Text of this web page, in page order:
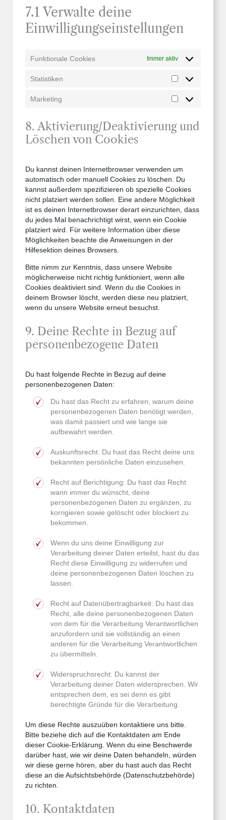
7.1 Verwalte deine
Einwilligungseinstellungen
Funktionale Cookies Immer aktiv
Statistiken
Statistiken
Marketing
Marketing
8. Aktivierung/Deaktivierung und
Löschen von Cookies
Du kannst deinen Internetbrowser verwenden um
automatisch oder manuell Cookies zu löschen. Du
kannst außerdem spezifizieren ob spezielle Cookies
nicht platziert werden sollen. Eine andere Möglichkeit
ist es deinen Internetbrowser derart einzurichten, dass
du jedes Mal benachrichtigt wirst, wenn ein Cookie
platziert wird. Für weitere Information über diese
Möglichkeiten beachte die Anweisungen in der
Hilfesektion deines Browsers.
Bitte nimm zur Kenntnis, dass unsere Website
möglicherweise nicht richtig funktioniert, wenn alle
Cookies deaktiviert sind. Wenn du die Cookies in
deinem Browser löscht, werden diese neu platziert,
wenn du unsere Website erneut besuchst.
9. Deine Rechte in Bezug auf
personenbezogene Daten
Du hast folgende Rechte in Bezug auf deine
personenbezogenen Daten:
Du hast das Recht zu erfahren, warum deine
personenbezogenen Daten benötigt werden,
was damit passiert und wie lange sie
aufbewahrt werden.
Auskunftsrecht: Du hast das Recht deine uns
bekannten persönliche Daten einzusehen.
Recht auf Berichtigung: Du hast das Recht
wann immer du wünscht, deine
personenbezogenen Daten zu ergänzen, zu
korrigieren sowie gelöscht oder blockiert zu
bekommen.
Wenn du uns deine Einwilligung zur
Verarbeitung deiner Daten erteilst, hast du das
Recht diese Einwilligung zu widerrufen und
deine personenbezogenen Daten löschen zu
lassen.
Recht auf Datenübertragbarkeit: Du hast das
Recht, alle deine personenbezogenen Daten
von dem für die Verarbeitung Verantwortlichen
anzufordern und sie vollständig an einen
anderen für die Verarbeitung Verantwortlichen
zu übermitteln.
Widerspruchsrecht: Du kannst der
Verarbeitung deiner Daten widersprechen. Wir
entsprechen dem, es sei denn es gibt
berechtigte Gründe für die Verarbeitung.
Um diese Rechte auszuüben kontaktiere uns bitte.
Bitte beziehe dich auf die Kontaktdaten am Ende
dieser Cookie-Erklärung. Wenn du eine Beschwerde
darüber hast, wie wir deine Daten behandeln, würden
wir diese gerne hören, aber du hast auch das Recht
diese an die Aufsichtsbehörde (Datenschutzbehörde)
zu richten.
10. Kontaktdaten